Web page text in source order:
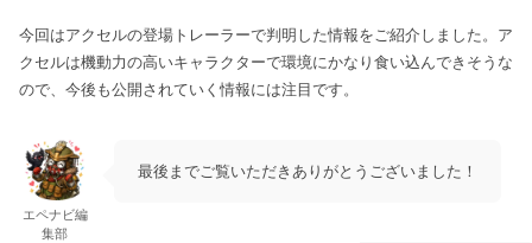
今回はアクセルの登場トレーラーで判明した情報をご紹介しました。ア
クセルは機動力の高いキャラクターで環境にかなり食い込んできそうな
ので、今後も公開されていく情報には注目です。
エペナビ編
集部
最後までご覧いただきありがとうございました！